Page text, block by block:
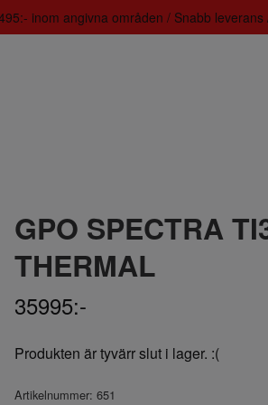
inom angivna områden / Snabb
GPO SPECTRA
THERMAL
35995:-
Produkten är tyvärr slut i lager. :(
Artikelnummer: 651